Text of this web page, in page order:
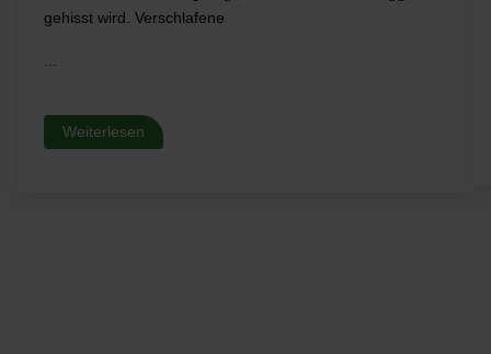
gehisst wird. Verschlafene
Weiterlesen